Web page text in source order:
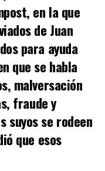
en la que
de Juan
para ayuda
que se habla
malversación
fraude y
suyos se rodeen
que esos